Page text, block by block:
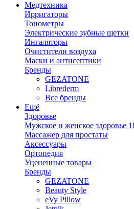
Медтехника
Ирригаторы
Тонометры
Электрические зубные щетки
Ингаляторы
Очистители воздуха
Маски и антисептики
Бренды
GEZATONE
Librederm
Все бренды
Ещё
Здоровье
Мужское и женское здоровье
Массажер для простаты
Аксессуары
Ортопедия
Уцененные товары
Бренды
GEZATONE
Beauty Style
eVy Pillow